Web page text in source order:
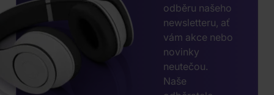
odběru našeho
newsletteru, ať
vám akce nebo
novinky
neutečou.
Naše